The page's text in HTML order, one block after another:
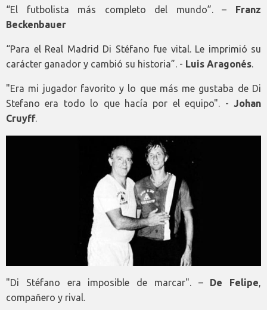
“El futbolista más completo del mundo”. – Franz
Beckenbauer
“Para el Real Madrid Di Stéfano fue vital. Le imprimió su
carácter ganador y cambió su historia”. - Luis Aragonés.
"Era mi jugador favorito y lo que más me gustaba de Di
Stefano era todo lo que hacía por el equipo". - Johan
Cruyff.
"Di Stéfano era imposible de marcar". – De Felipe,
compañero y rival.